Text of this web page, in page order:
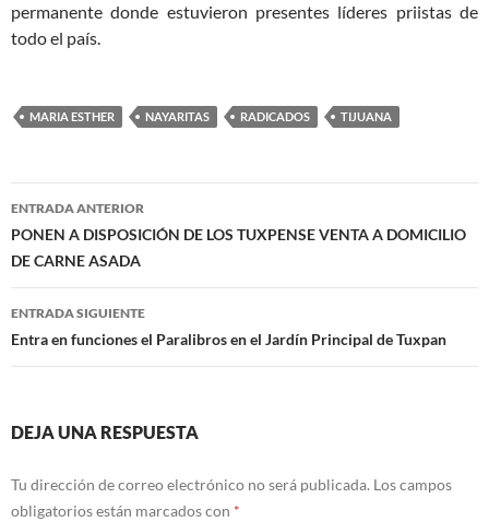
permanente donde estuvieron presentes líderes priistas de
todo el país.
MARIA ESTHER NAYARITAS RADICADOS TIJUANA
Navegación
de
entradas
ENTRADA ANTERIOR
PONEN A DISPOSICIÓN DE LOS TUXPENSE VENTA A DOMICILIO
DE CARNE ASADA
ENTRADA SIGUIENTE
Entra en funciones el Paralibros en el Jardín Principal de Tuxpan
DEJA UNA RESPUESTA
Tu dirección de correo electrónico no será publicada. Los campos
obligatorios están marcados con *